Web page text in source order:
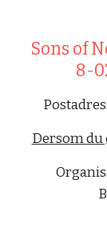
Sons of
8-
Dersom du